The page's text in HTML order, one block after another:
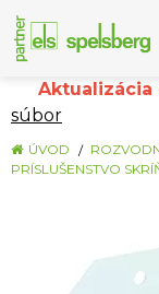
Aktualizácia
súbor
ÚVOD
PRÍSLUŠENSTVO